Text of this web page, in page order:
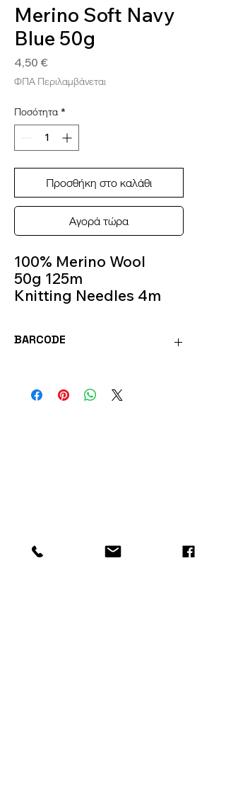
Merino Soft Navy
Blue 50g
4,50 €
ΦΠΑ Περιλαμβάνεται
Ποσότητα *
Προσθήκη στο καλάθι
Αγορά τώρα
100% Merino Wool
50g 125m
Knitting Needles 4m
BARCODE